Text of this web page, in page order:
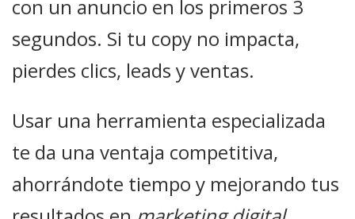
con un anuncio en los primeros 3
segundos. Si tu copy no impacta,
pierdes clics, leads y ventas.
Usar una herramienta especializada
te da una ventaja competitiva,
ahorrándote tiempo y mejorando tus